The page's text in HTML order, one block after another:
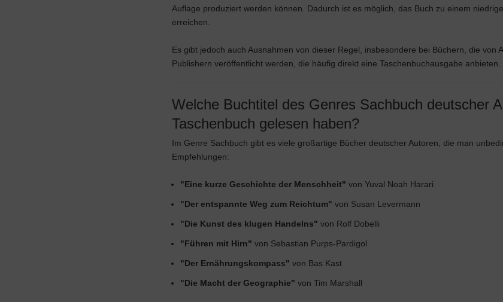
Auflage produziert werden können. Dadurch ist es möglich, das Buch zu einem
erreichen.
Es gibt jedoch auch Ausnahmen von dieser Regel, insbesondere bei Büchern, die von
Publishern veröffentlicht werden, die häufig direkt eine Taschenbuchausgabe anbieten.
Welche Buchtitel des Genres Sachbuch deutscher
Taschenbuch gelesen haben?
Im Genre Sachbuch gibt es viele großartige Bücher deutscher Autoren, die man
Empfehlungen:
"Eine kurze Geschichte der Menschheit" von Yuval Noah Harari
"Der entspannte Weg zum Reichtum" von Susan Levermann
"Die Kunst des klugen Handelns" von Rolf Dobelli
"Führen mit Hirn" von Sebastian Purps-Pardigol
"Der Ernährungskompass" von Bas Kast
"Die Macht der Geographie" von Tim Marshall